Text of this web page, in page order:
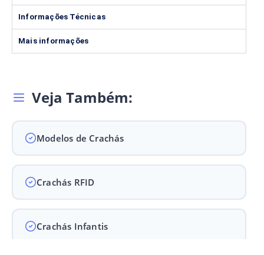
Informações Técnicas
Mais informações
Veja Também:
Modelos de Crachás
Crachás RFID
Crachás Infantis